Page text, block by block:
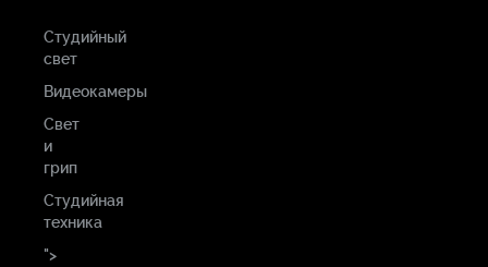
Студийный
свет
Видеокамеры
Свет
и
грип
Студийная
техника
">